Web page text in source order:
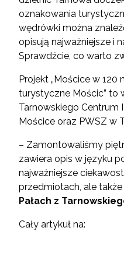
oznakowania
wędrówki można
opisują najważniejsze i
Sprawdźcie, co warto
Projekt „Mościce w 120
turystyczne Mościc” to
Tarnowskiego Centrum
Mościce oraz PWSZ w
– Zamontowaliśmy
zawiera opis w języku
najważniejsze
przedmiotach, ale
Pałach z
Cały artykuł na: